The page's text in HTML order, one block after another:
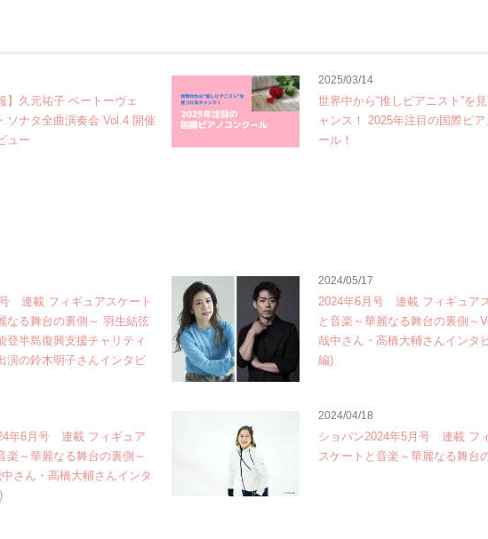
】久元祐子 ベートーヴェ
ソナタ全曲演奏会 Vol.4 開催
ュー
2025/03/14
世界中から“推しピアニスト”を
ャンス！ 2025年注目の国際ピア
ール！
連載 フィギュアスケート
なる舞台の裏側～ 羽生結弦
登半島復興支援チャリティ
演の鈴木明子さんインタビ
2024/05/17
2024年6月号 連載 フィギュア
と音楽～華麗なる舞台の裏側～
哉中さん・高橋大輔さんインタ
編)
年6月号 連載 フィギュア
楽～華麗なる舞台の裏側～
さん・高橋大輔さんインタ
2024/04/18
ショパン2024年5月号 連載 フ
スケートと音楽～華麗なる舞台